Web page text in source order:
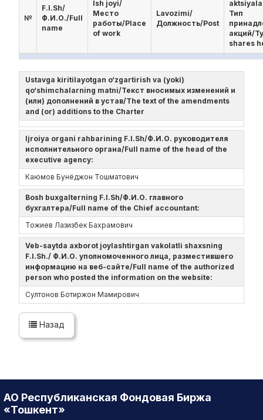
№
F.I.Sh/
Ф.И.О./Full
name
Ish joyi/
Место
работы/Place
of work
Lavozimi/
Должность/Post
Тип
акций/
shares
Ustavga kiritilayotgan o‘zgartirish va (yoki)
qo‘shimchalarning matni/Текст вносимых изменений и
(или) дополнений в устав/The text of the amendments
and (or) additions to the Charter
Ijroiya organi rahbarining F.I.Sh/Ф.И.О. руководителя
исполнительного органа/Full name of the head of the
executive agency:
Каюмов Бунёджон Тошматович
Bosh buxgalterning F.I.Sh/Ф.И.О. главного
бухгалтера/Full name of the Chief accountant:
Тожиев Лазизбек Бахрамович
Veb-saytda axborot joylashtirgan vakolatli shaxsning
F.I.Sh./ Ф.И.О. уполномоченного лица, разместившего
информацию на веб-сайте/Full name of the authorized
person who posted the information on the website:
Султонов Ботиржон Мамирович
Назад
АО Республиканская Фондовая Биржа
«Тошкент»